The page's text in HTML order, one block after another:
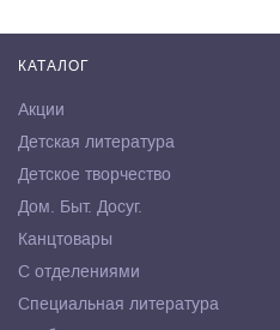
КАТАЛОГ
Акции
Детская литература
Детское творчество
Дом. Быт. Досуг.
Канцтовары
С отделениями
Специальная литература